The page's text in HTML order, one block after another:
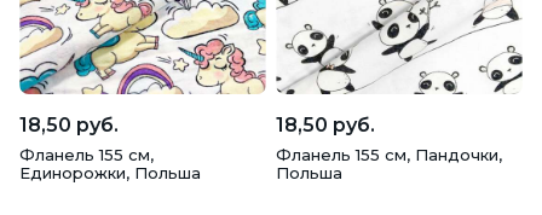
18,50 руб.
Фланель 155 см,
Единорожки, Польша
18,50 руб.
Фланель 155 см, Пандочки,
Польша